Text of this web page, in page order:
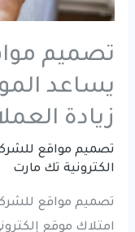
تصميم
يساعد
زيادة
تصميم مواقع
الكترونية تك مارت
تصميم مواقع
امتلاك موقع